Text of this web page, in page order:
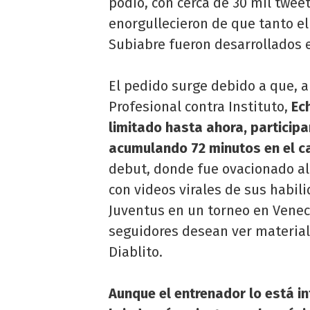
enorgullecieron de que tanto
Subiabre fueron desarrollados
El pedido surge debido a que,
Profesional contra Instituto,
limitado hasta ahora,
acumulando 72 minutos en el
debut, donde fue ovacionado
con videos virales de sus
Juventus en un torneo en
seguidores desean ver
Diablito.
Aunque el entrenador lo está